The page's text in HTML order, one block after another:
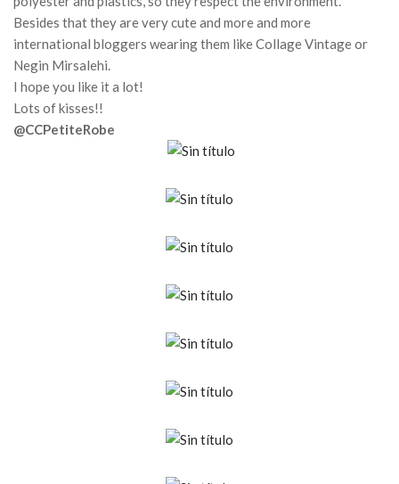
Besides that they are very cute and more and more
international bloggers wearing them like Collage Vintage or
Negin Mirsalehi.
I hope you like it a lot!
Lots of kisses!!
@CCPetiteRobe